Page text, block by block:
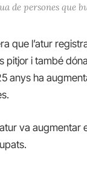
de persones que
que l’atur
i també
anys ha
va